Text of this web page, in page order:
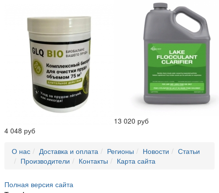
4 048 руб
13 020 руб
О нас Доставка и оплата Регионы Новости
Статьи
Производители
Контакты Карта сайта
Полная версия сайта